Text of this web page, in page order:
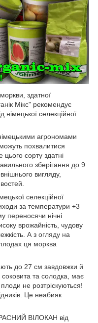
здатної
Мікс" рекомендує
селекційної
агрономами
похвалитися
сорту здатні
зберігання до 9
вигляду,
селекційної
за температури +3
переносячи нічні
врожайність, чудову
А з огляду на
ця морква
до 27 см завдовжки й
та солодка, має
не розтріскуються!
Це неабияк
ВІЛОКАН від